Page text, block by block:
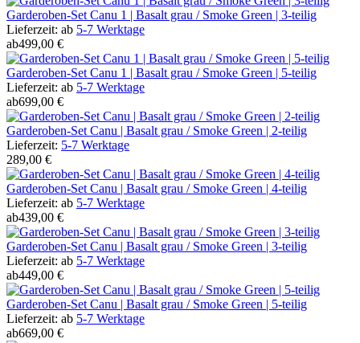
Garderoben-Set Canu 1 | Basalt grau / Smoke Green | 3-teilig
Lieferzeit: ab 5-7 Werktage
ab499,00 €
Garderoben-Set Canu 1 | Basalt grau / Smoke Green | 5-teilig
Lieferzeit: ab 5-7 Werktage
ab699,00 €
Garderoben-Set Canu | Basalt grau / Smoke Green | 2-teilig
Lieferzeit: 5-7 Werktage
289,00 €
Garderoben-Set Canu | Basalt grau / Smoke Green | 4-teilig
Lieferzeit: ab 5-7 Werktage
ab439,00 €
Garderoben-Set Canu | Basalt grau / Smoke Green | 3-teilig
Lieferzeit: ab 5-7 Werktage
ab449,00 €
Garderoben-Set Canu | Basalt grau / Smoke Green | 5-teilig
Lieferzeit: ab 5-7 Werktage
ab669,00 €